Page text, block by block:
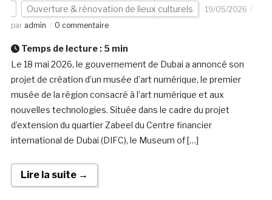
Ouverture & rénovation de lieux culturels
19/05/2026
par admin 0 commentaire
Temps de lecture : 5 min
Le 18 mai 2026, le gouvernement de Dubai a annoncé son
projet de création d’un musée d’art numérique, le premier
musée de la région consacré à l’art numérique et aux
nouvelles technologies. Située dans le cadre du projet
d’extension du quartier Zabeel du Centre financier
international de Dubai (DIFC), le Museum of […]
Lire la suite →